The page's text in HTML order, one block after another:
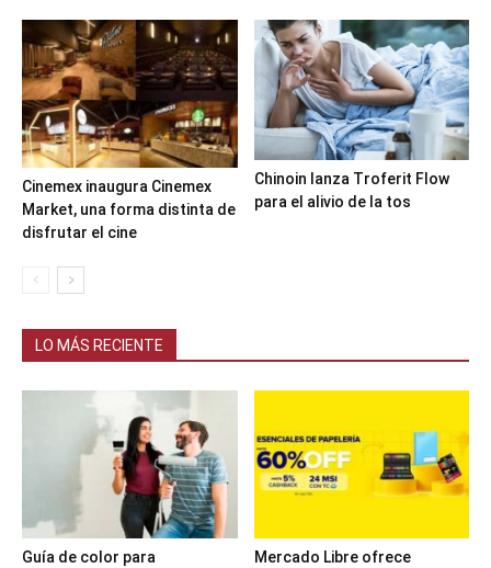
Cinemex inaugura Cinemex
Market, una forma distinta de
disfrutar el cine
Chinoin lanza Troferit Flow
para el alivio de la tos
LO MÁS RECIENTE
Guía de color para
Mercado Libre ofrece